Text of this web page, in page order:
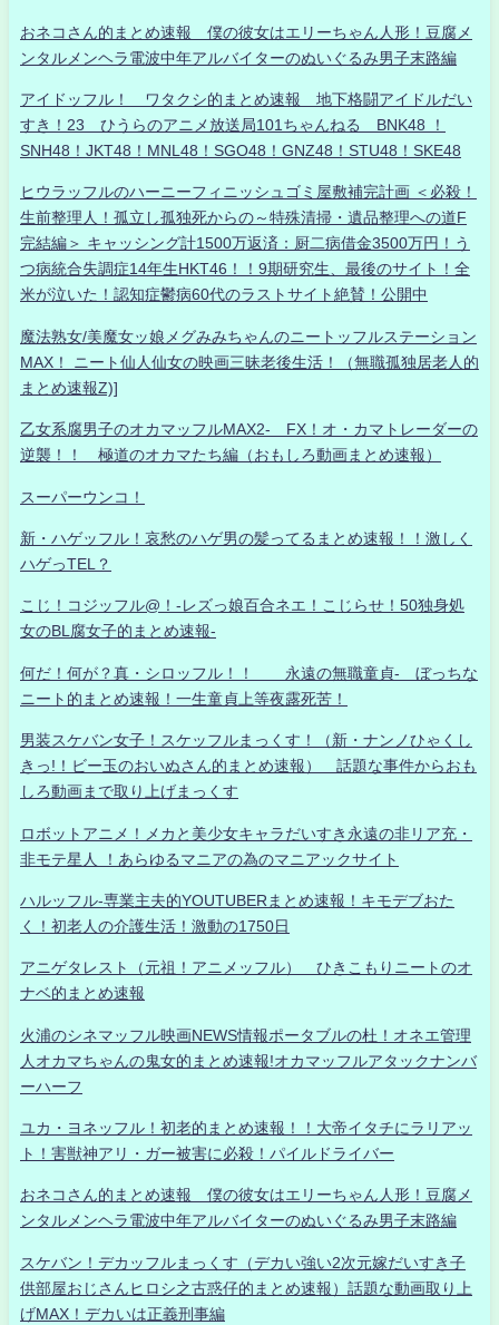
おネコさん的まとめ速報 僕の彼女はエリーちゃん人形！豆腐メ
ンタルメンヘラ電波中年アルバイターのぬいぐるみ男子末路編
アイドッフル！ ワタクシ的まとめ速報 地下格闘アイドルだい
すき！23 ひうらのアニメ放送局101ちゃんねる BNK48 ！
SNH48！JKT48！MNL48！SGO48！GNZ48！STU48！SKE48
ヒウラッフルのハーニーフィニッシュゴミ屋敷補完計画 ＜必殺！
生前整理人！孤立し孤独死からの～特殊清掃・遺品整理への道F
完結編＞ キャッシング計1500万返済：厨二病借金3500万円！う
つ病統合失調症14年生HKT46！！9期研究生、最後のサイト！全
米が泣いた！認知症鬱病60代のラストサイト絶賛！公開中
魔法熟女/美魔女ッ娘メグみみちゃんのニートッフルステーション
MAX！ ニート仙人仙女の映画三昧老後生活！（無職孤独居老人的
まとめ速報Z)]
乙女系腐男子のオカマッフルMAX2- FX！オ・カマトレーダーの
逆襲！！ 極道のオカマたち編（おもしろ動画まとめ速報）
スーパーウンコ！
新・ハゲッフル！哀愁のハゲ男の髪ってるまとめ速報！！激しく
ハゲっTEL？
こじ！コジッフル@！-レズっ娘百合ネエ！こじらせ！50独身処
女のBL腐女子的まとめ速報-
何だ！何が？真・シロッフル！！ 永遠の無職童貞- ぼっちな
ニート的まとめ速報！一生童貞上等夜露死苦！
男装スケバン女子！スケッフルまっくす！（新・ナンノひゃくし
きっ!！ビー玉のおいぬさん的まとめ速報） 話題な事件からおも
しろ動画まで取り上げまっくす
ロボットアニメ！メカと美少女キャラだいすき永遠の非リア充・
非モテ星人 ！あらゆるマニアの為のマニアックサイト
ハルッフル-専業主夫的YOUTUBERまとめ速報！キモデブおた
く！初老人の介護生活！激動の1750日
アニゲタレスト（元祖！アニメッフル） ひきこもりニートのオ
ナベ的まとめ速報
火浦のシネマッフル映画NEWS情報ポータブルの杜！オネエ管理
人オカマちゃんの鬼女的まとめ速報!オカマッフルアタックナンバ
ーハーフ
ユカ・ヨネッフル！初老的まとめ速報！！大帝イタチにラリアッ
ト！害獣神アリ・ガー被害に必殺！パイルドライバー
おネコさん的まとめ速報 僕の彼女はエリーちゃん人形！豆腐メ
ンタルメンヘラ電波中年アルバイターのぬいぐるみ男子末路編
スケバン！デカッフルまっくす（デカい強い2次元嫁だいすき子
供部屋おじさんヒロシ之古惑仔的まとめ速報）話題な動画取り上
げMAX！デカいは正義刑事編